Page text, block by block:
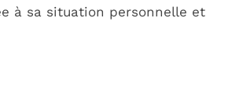
à sa situation personnelle et